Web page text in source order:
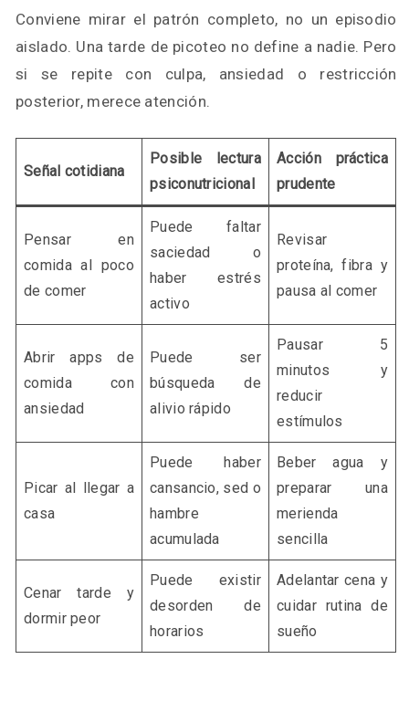
Conviene mirar el patrón completo, no un episodio
aislado. Una tarde de picoteo no define a nadie. Pero
si se repite con culpa, ansiedad o restricción
posterior, merece atención.
Señal cotidiana
Posible lectura
psiconutricional
Acción práctica
prudente
Pensar en
comida al poco
de comer
Puede faltar
saciedad o
haber estrés
activo
Revisar
proteína, fibra y
pausa al comer
Abrir apps de
comida con
ansiedad
Puede ser
búsqueda de
alivio rápido
Pausar 5
minutos y
reducir
estímulos
Picar al llegar a
casa
Puede haber
cansancio, sed o
hambre
acumulada
Beber agua y
preparar una
merienda
sencilla
Cenar tarde y
dormir peor
Puede existir
desorden de
horarios
Adelantar cena y
cuidar rutina de
sueño